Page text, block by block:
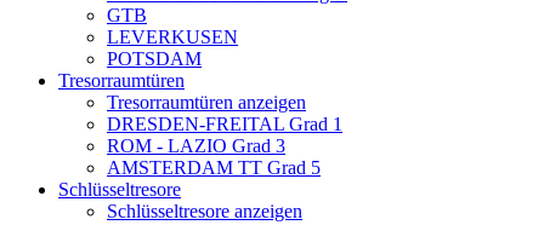
GTB
LEVERKUSEN
POTSDAM
Tresorraumtüren
Tresorraumtüren anzeigen
DRESDEN-FREITAL Grad 1
ROM - LAZIO Grad 3
AMSTERDAM TT Grad 5
Schlüsseltresore
Schlüsseltresore anzeigen